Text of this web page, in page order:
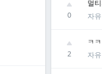
0
멀
자유
2
ㅋ
자유